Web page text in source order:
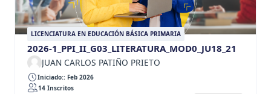
LICENCIATURA EN EDUCACIÓN BÁSICA PRIMARIA
2026-1_PPI_II_G03_LITERATURA_MOD0_JU18_21
JUAN CARLOS PATIÑO PRIETO
Iniciado:: Feb 2026
14 Inscritos